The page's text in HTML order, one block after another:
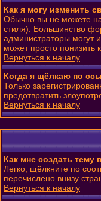
Как я могу изменить
Обычно вы не можете
стиля). Большинство
администраторы могут
может просто понизить
Вернуться к началу
Когда я щёлкаю по
Только
предотвратить
Вернуться к началу
Как мне создать тему
Легко, щёлкните по
перечислено внизу
Вернуться к началу